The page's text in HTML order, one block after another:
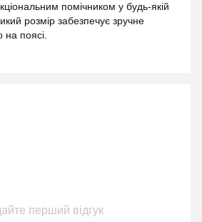
помічником у будь-якій
розмір забезпечує зручне
на поясі.
перший відгук